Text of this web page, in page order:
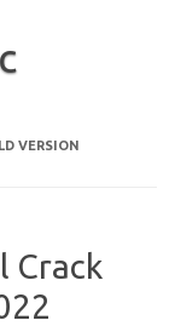
VERSION
Crack